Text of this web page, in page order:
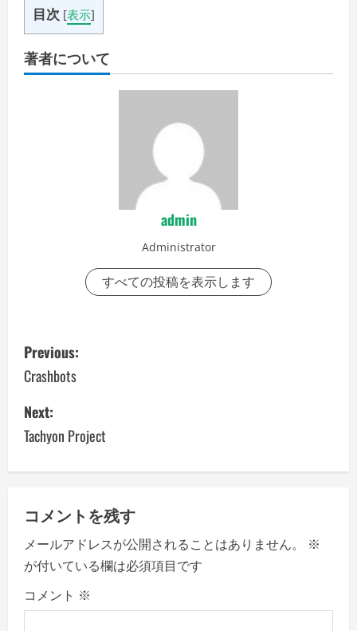
目次 [表示]
著者について
admin
Administrator
すべての投稿を表示します
P
o
s
t
n
a
v
i
g
Previous:
Crashbots
Next:
Tachyon Project
コメントを残す
メールアドレスが公開されることはありません。
※
が付いている欄は必須項目です
コメント ※